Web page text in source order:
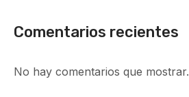
Comentarios recientes
No hay comentarios que mostrar.